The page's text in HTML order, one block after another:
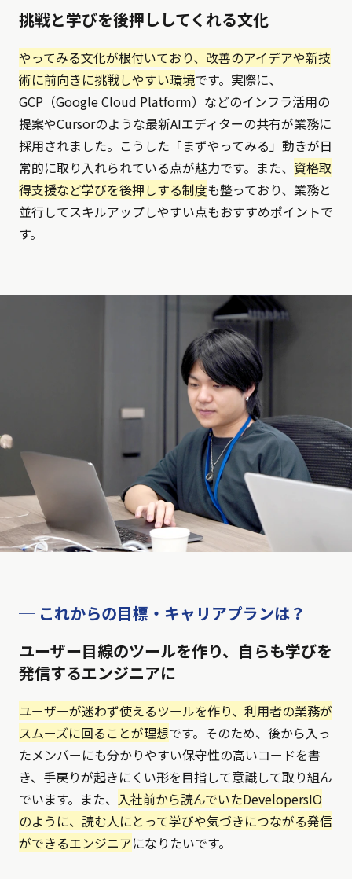
挑戦と学びを後押ししてくれる文化
やってみる文化が根付いており、改善のアイデアや新技
術に前向きに挑戦しやすい環境です。実際に、
GCP（Google Cloud Platform）などのインフラ活用の
提案やCursorのような最新AIエディターの共有が業務に
採用されました。こうした「まずやってみる」動きが日
常的に取り入れられている点が魅力です。また、 資格取
得支援など学びを後押しする制度も整っており、業務と
並行してスキルアップしやすい点もおすすめポイントで
す。
─ これからの目標・キャリアプランは？
ユーザー目線のツールを作り、自らも学びを
発信するエンジニアに
ユーザーが迷わず使えるツールを作り、利用者の業務が
スムーズに回ることが理想です。そのため、後から入っ
たメンバーにも分かりやすい保守性の高いコードを書
き、手戻りが起きにくい形を目指して意識して取り組ん
でいます。また、 入社前から読んでいたDevelopersIO
のように、読む人にとって学びや気づきにつながる発信
ができるエンジニアになりたいです。